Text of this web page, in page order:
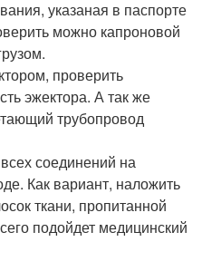
указаная в паспорте
можно капроновой
проверить
эжектора. А так же
трубопровод
соединений на
Как вариант, наложить
ткани, пропитанной
подойдет медицинский